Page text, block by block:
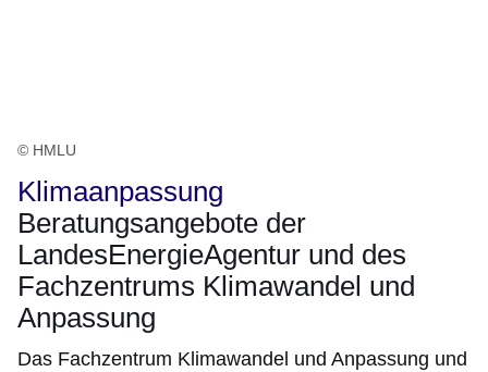
© HMLU
Klimaanpassung
Beratungsangebote der
LandesEnergieAgentur und des
Fachzentrums Klimawandel und
Anpassung
Das Fachzentrum Klimawandel und Anpassung und